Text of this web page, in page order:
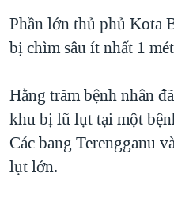
KHOA HỌC
SỨC KHOẺ
GIÁO DỤC
NGÀY TỊ NẠN THẾ GIỚI
GROUND ZERO – XƯA VÀ
CHI PHÍ CHIẾN TRANH
CÁC GIÁ TRỊ CỘNG HÒA
Phần lớn thủ phủ Kota
bị chìm sâu ít nhất 1
Hằng trăm bệnh nhân
khu bị lũ lụt tại một
Các bang Terengganu
lụt lớn.